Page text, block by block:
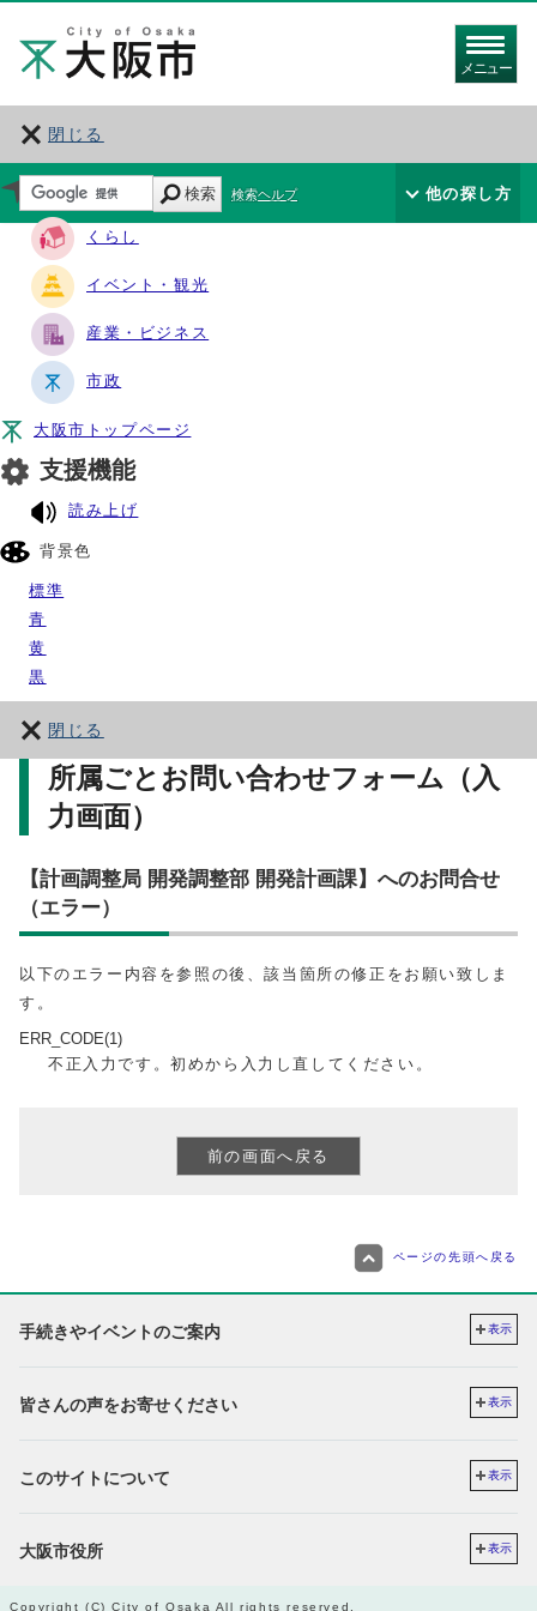
メニュー
閉じる
サイト・ナビ
くらし
イベント・観光
産業・ビジネス
市政
大阪市トップページ
支援機能
読み上げ
背景色
標準
青
黄
黒
閉じる
検索 検索ヘルプ 他の探し方
所属ごとお問い合わせフォーム（入
力画面）
【計画調整局 開発調整部 開発計画課】へのお問合せ
（エラー）
以下のエラー内容を参照の後、該当箇所の修正をお願い致しま
す。
ERR_CODE(1)
不正入力です。初めから入力し直してください。
ページの先頭へ戻る
手続きやイベントのご案内 表示
皆さんの声をお寄せください 表示
このサイトについて 表示
大阪市役所 表示
Copyright (C) City of Osaka All rights reserved.